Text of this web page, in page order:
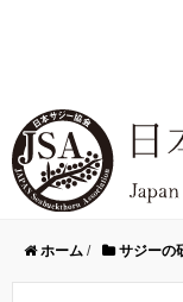
ホーム / サジーの